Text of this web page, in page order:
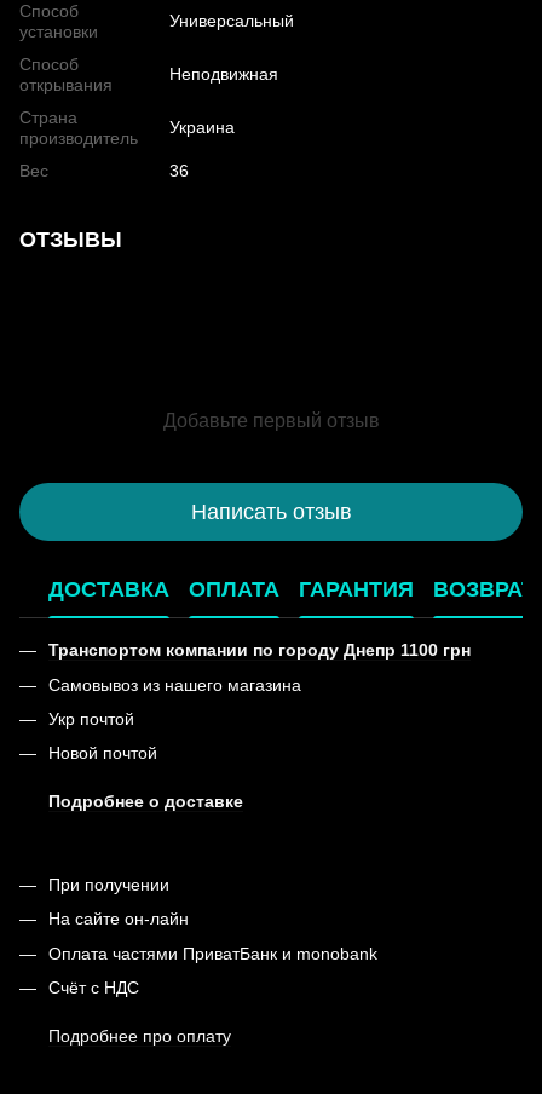
Способ
установки
Универсальный
Способ
открывания
Неподвижная
Страна
производитель
Украина
Вес 36
ОТЗЫВЫ
Добавьте первый отзыв
Написать отзыв
ДОСТАВКА ОПЛАТА ГАРАНТИЯ ВОЗВРАТ
Транспортом компании по городу Днепр 1100 грн
Самовывоз из нашего магазина
Укр почтой
Новой почтой
Подробнее о доставке
При получении
На сайте он-лайн
Оплата частями ПриватБанк и monobank
Счёт с НДС
Подробнее про оплату